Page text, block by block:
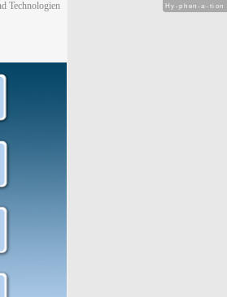
Technologien
Hy-phen-a-tion